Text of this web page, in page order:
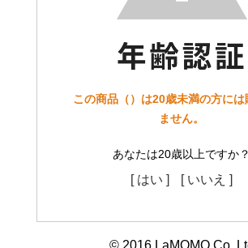
この商品（）は20歳未満の方には
ません。
あなたは20歳以上ですか？
[ はい ] [ いいえ ]
© 2016 LaMOMO